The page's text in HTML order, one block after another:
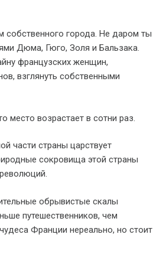
собственного города. Не даром ты
Дюма, Гюго, Золя и Бальзака.
французских женщин,
взглянуть собственными
место возрастает в сотни раз.
части страны царствует
сокровища этой страны
обрывистые скалы
путешественников, чем
Франции нереально, но стоит